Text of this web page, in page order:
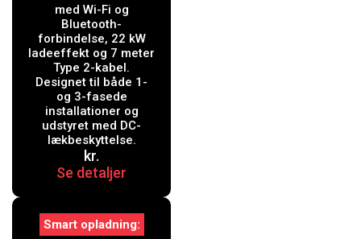
med Wi-Fi, 22
kW, 7 meter,
Type 2, sort
med Wi-Fi og
Bluetooth-
forbindelse, 22 kW
ladeeffekt og 7 meter
Type 2-kabel.
Designet til både 1-
og 3-fasede
installationer og
udstyret med DC-
lækbeskyttelse.
kr.
Se detaljer
Smart opladning